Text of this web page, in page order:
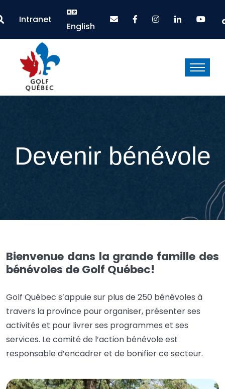
Intranet
English
Devenir bénévole
Bienvenue dans la grande famille des
bénévoles de Golf Québec!
Golf Québec s’appuie sur plus de 250 bénévoles à
travers la province pour organiser, présenter ses
activités et pour livrer ses programmes et ses
services. Le comité de l’action bénévole est
responsable d’encadrer et de bonifier ce secteur.